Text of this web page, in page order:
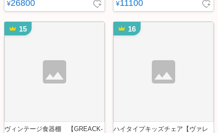
¥26800 ¥11100
15
ヴィンテージ食器棚 【GREACK-
16
ハイタイプキッズチェア【ヴァレ